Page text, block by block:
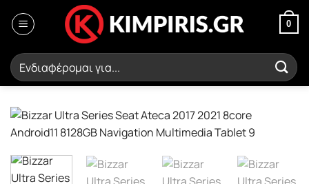
στο
0
Αναζήτηση
για: